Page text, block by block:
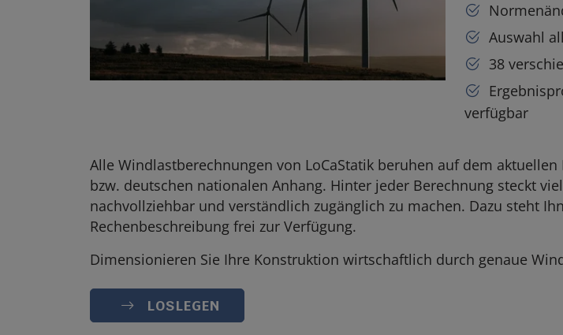
Auswahl
38
verfügbar
Alle Windlastberechnungen von LoCaStatik beruhen auf dem
bzw. deutschen nationalen Anhang. Hinter jeder Berechnung steckt
nachvollziehbar und verständlich zugänglich zu machen. Dazu steht
Rechenbeschreibung frei zur Verfügung.
Dimensionieren Sie Ihre Konstruktion wirtschaftlich durch genaue
LOSLEGEN